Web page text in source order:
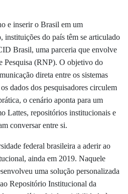
e inserir o Brasil em um
instituições do país têm se articulado
Brasil, uma parceria que envolve
Pesquisa (RNP). O objetivo do
direta entre os sistemas
dados dos pesquisadores circulem
o cenário aponta para um
Lattes, repositórios institucionais e
conversar entre si.
federal brasileira a aderir ao
ainda em 2019. Naquele
uma solução personalizada
Repositório Institucional da